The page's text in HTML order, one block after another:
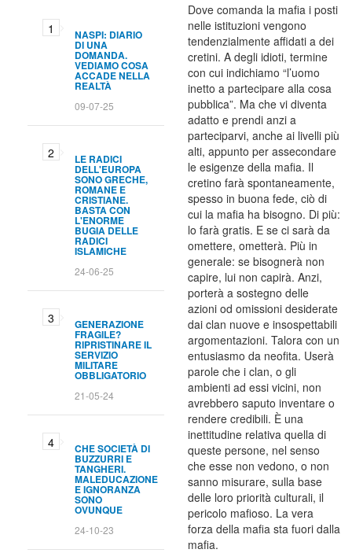
NASPI: DIARIO
DI UNA
DOMANDA.
VEDIAMO COSA
ACCADE NELLA
REALTÀ
09-07-25
LE RADICI
DELL'EUROPA
SONO GRECHE,
ROMANE E
CRISTIANE.
BASTA CON
L'ENORME
BUGIA DELLE
RADICI
ISLAMICHE
24-06-25
GENERAZIONE
FRAGILE?
RIPRISTINARE IL
SERVIZIO
MILITARE
OBBLIGATORIO
21-05-24
CHE SOCIETÀ DI
BUZZURRI E
TANGHERI.
MALEDUCAZIONE
E IGNORANZA
SONO
OVUNQUE
24-10-23
Dove comanda la mafia i posti
nelle istituzioni vengono
tendenzialmente affidati a dei
cretini. A degli idioti, termine
con cui indichiamo “l’uomo
inetto a partecipare alla cosa
pubblica”. Ma che vi diventa
adatto e prendi anzi a
parteciparvi, anche ai livelli più
alti, appunto per assecondare
le esigenze della mafia. Il
cretino farà spontaneamente,
spesso in buona fede, ciò di
cui la mafia ha bisogno. Di più:
lo farà gratis. E se ci sarà da
omettere, ometterà. Più in
generale: se bisognerà non
capire, lui non capirà. Anzi,
porterà a sostegno delle
azioni od omissioni desiderate
dai clan nuove e insospettabili
argomentazioni. Talora con un
entusiasmo da neofita. Userà
parole che i clan, o gli
ambienti ad essi vicini, non
avrebbero saputo inventare o
rendere credibili. È una
inettitudine relativa quella di
queste persone, nel senso
che esse non vedono, o non
sanno misurare, sulla base
delle loro priorità culturali, il
pericolo mafioso. La vera
forza della mafia sta fuori dalla
mafia.